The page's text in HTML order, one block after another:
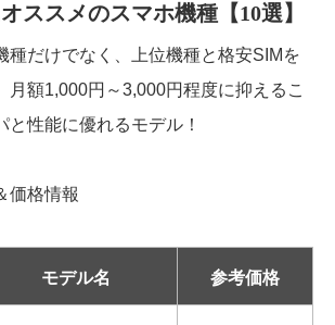
ススメのスマホ機種【10選】
種だけでなく、上位機種と格安SIMを
月額1,000円～3,000円程度に抑えるこ
と性能に優れるモデル！
価格情報
モデル名 参考価格